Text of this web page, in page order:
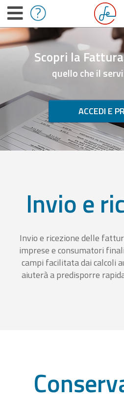
Scopri la
quello che il
ACCEDI E
Invio e
Invio e ricezione delle
imprese e consumatori
campi facilitata dai calcoli
aiuterà a predisporre